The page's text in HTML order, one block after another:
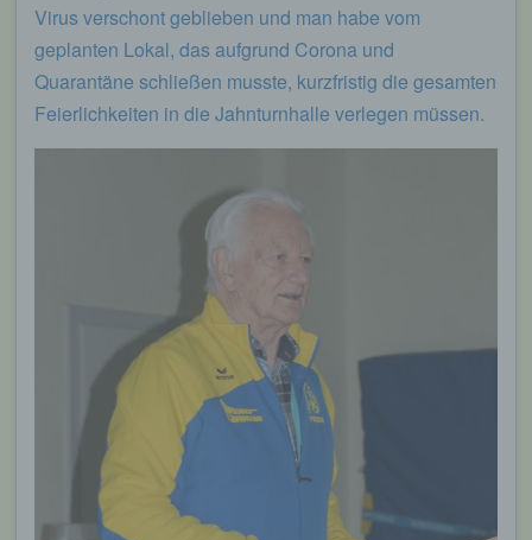
Virus verschont geblieben und man habe vom
geplanten Lokal, das aufgrund Corona und
Quarantäne schließen musste, kurzfristig die gesamten
Feierlichkeiten in die Jahnturnhalle verlegen müssen.